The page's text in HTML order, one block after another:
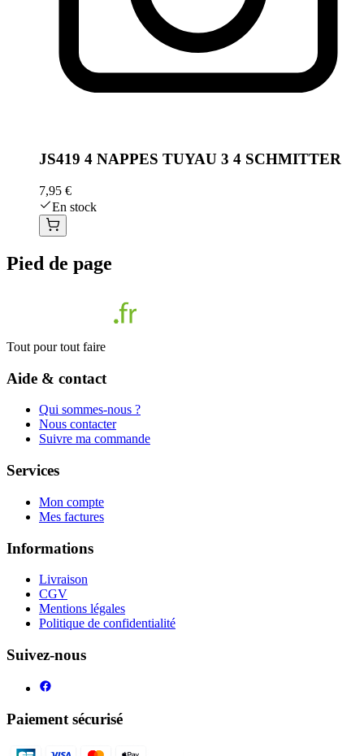
JS419 4 NAPPES TUYAU 3 4 SCHMITTER
7,95 €
En stock
Pied de page
Tout pour tout faire
Aide & contact
Qui sommes-nous ?
Nous contacter
Suivre ma commande
Services
Mon compte
Mes factures
Informations
Livraison
CGV
Mentions légales
Politique de confidentialité
Suivez-nous
Paiement sécurisé